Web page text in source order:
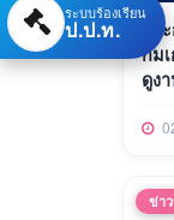
ป
กม
ดูง
ข่า
ระบบร้องเรียน
ป.ป.ท.